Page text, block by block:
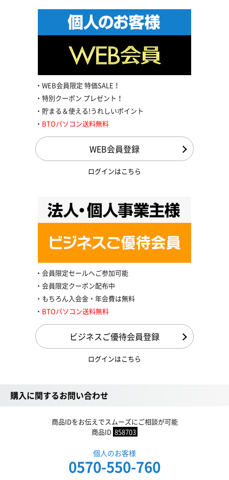
WEB会員限定 特価SALE！
特別クーポン プレゼント！
貯まる＆使える!うれしいポイント
BTOパソコン送料無料
WEB会員登録
ログインはこちら
会員限定セールへご参加可能
会員限定クーポン配布中
もちろん入会金・年会費は無料
BTOパソコン送料無料
ビジネスご優待会員登録
ログインはこちら
購入に関するお問い合わせ
商品IDをお伝えでスムーズにご相談が可能
商品ID 858703
個人のお客様
0570-550-760